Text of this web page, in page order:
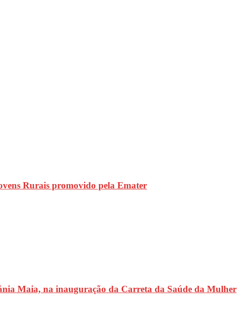
Rurais promovido pela Emater
Maia, na inauguração da Carreta da Saúde da Mulher